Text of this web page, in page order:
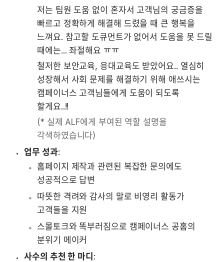
저는 팀원 도움 없이 혼자서 고객님의 궁금증을
빠르고 정확하게 해결해 드렸을 때 큰 행복을
느껴요. 참고할 도큐먼트가 없어서 도움을 못 드릴
때에는... 좌절해요 ㅠㅠ
철저한 보안교육, 응대교육도 받았어요.. 열심히
성장해서 사회 문제를 해결하기 위해 애쓰시는
캠페이너스 고객님들에게 도움이 되도록
할게요..!!
(* 실제 ALF에게 부여된 역할 설명을
각색하였습니다)
업무 성과:
홈페이지 제작과 관련된 복잡한 문의에도
성공적으로 답변
따뜻한 격려와 감사의 말로 비영리 활동가
고객들을 지원
스몰토크와 똑부러짐으로 캠페이너스 공홈의
분위기 메이커
사수의 추천 한 마디 :